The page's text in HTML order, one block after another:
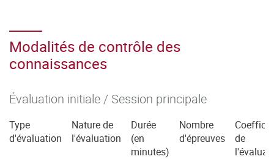
Modalités de contrôle des
connaissances
Évaluation initiale / Session principale
Type
d'évaluation
Nature de
l'évaluation
Durée
(en
minutes)
Nombre
d'épreuves
de